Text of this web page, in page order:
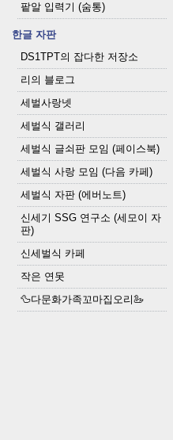
팥알 입력기 (숨통)
한글 자판
DS1TPT의 잡다한 저장소
리의 블로그
세벌사랑넷
세벌식 갤러리
세벌식 글쇠판 모임 (페이스북)
세벌식 사랑 모임 (다음 카페)
세벌식 자판 (에버노트)
신세기 SSG 연구소 (세모이 자
판)
신세벌식 카페
작은 연못
🦆다문화가족꼬마집오리🦢